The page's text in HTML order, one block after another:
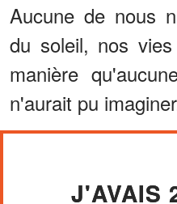
Aucune de nous
du soleil, nos
manière
n'aurait pu
J'AVAIS